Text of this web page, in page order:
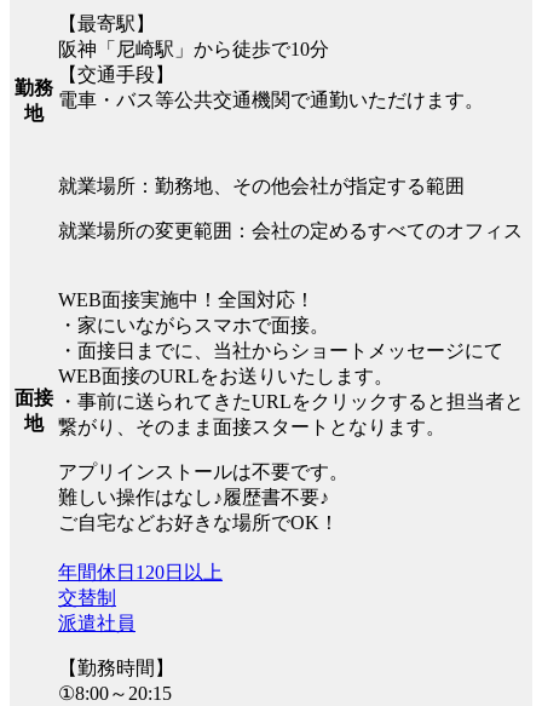
勤務
地
【最寄駅】
阪神「尼崎駅」から徒歩で10分
【交通手段】
電車・バス等公共交通機関で通勤いただけます。
就業場所：勤務地、その他会社が指定する範囲
就業場所の変更範囲：会社の定めるすべてのオフィス
面接
地
WEB面接実施中！全国対応！
・家にいながらスマホで面接。
・面接日までに、当社からショートメッセージにて
WEB面接のURLをお送りいたします。
・事前に送られてきたURLをクリックすると担当者と
繋がり、そのまま面接スタートとなります。
アプリインストールは不要です。
難しい操作はなし♪履歴書不要♪
ご自宅などお好きな場所でOK！
年間休日120日以上
交替制
派遣社員
【勤務時間】
①8:00～20:15